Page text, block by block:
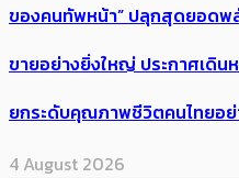
ของคนทัพหน้า” ปลุกสุดยอดพ
ขายอย่างยิ่งใหญ่ ประกาศเดิน
ยกระดับคุณภาพชีวิตคนไทยอ
4 August 2026